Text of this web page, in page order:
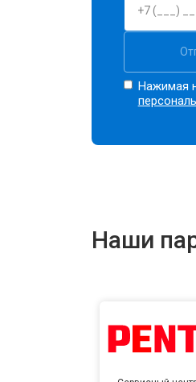
Нажимая
Наши